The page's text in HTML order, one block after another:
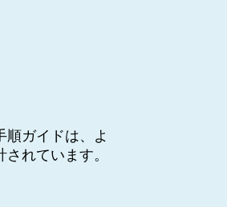
ガイドは、よ
れています。